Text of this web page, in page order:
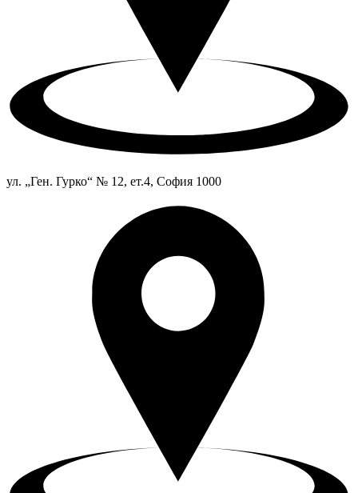
ул. „Ген. Гурко“ № 12, ет.4, София 1000